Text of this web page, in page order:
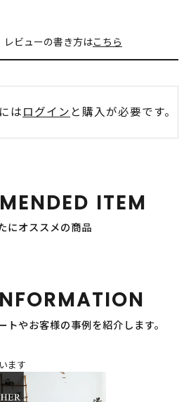
レビューの書き方はこちら
はログイン と購入が必要です。
ITEM
にオススメの商品
トやお客様の事例を紹介します。
ます